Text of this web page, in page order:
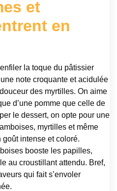
et
en
la toque du pâtissier
note croquante et acidulée
des myrtilles. On aime
d’une pomme que celle de
le dessert, on opte pour une
myrtilles et même
goût intense et coloré.
booste les papilles,
au croustillant attendu. Bref,
qui fait s’envoler